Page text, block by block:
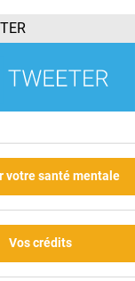
votre santé mentale
Vos crédits